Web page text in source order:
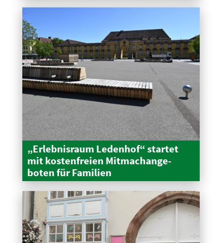
„Erleb­nisraum Ledenhof“ startet
mit kosten­freien Mitma­ch­an­ge­
boten für Familien